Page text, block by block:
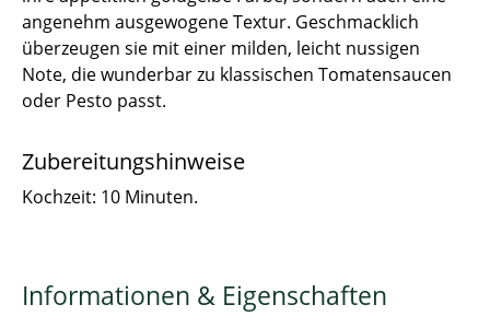
angenehm ausgewogene Textur. Geschmacklich
überzeugen sie mit einer milden, leicht nussigen
Note, die wunderbar zu klassischen Tomatensaucen
oder Pesto passt.
Zubereitungshinweise
Kochzeit: 10 Minuten.
Informationen & Eigenschaften